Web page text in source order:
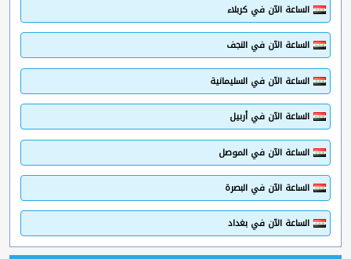
الساعة الآن في كربلاء
الساعة الآن في النجف
الساعة الآن في السليمانية
الساعة الآن في أربيل
الساعة الآن في الموصل
الساعة الآن في البصرة
الساعة الآن في بغداد